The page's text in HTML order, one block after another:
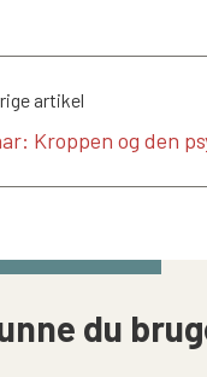
artikel
Kroppen og den
du